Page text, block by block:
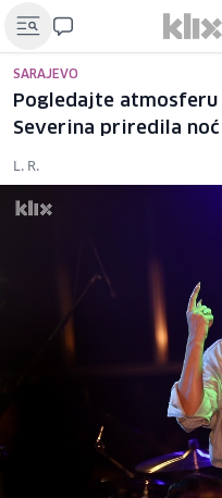
SARAJEVO
Pogledajte
Severina priredila
L. R.